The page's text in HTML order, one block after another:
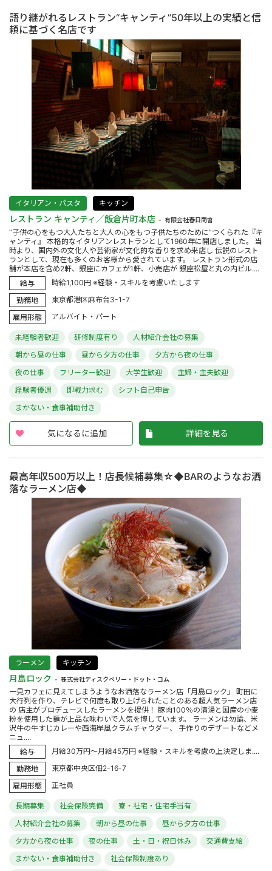
語り継がれるレストラン“キャンティ”50年以上の実績と信
頼に基づく名店です
イタリアン・パスタ キッチン
レストラン キャンティ／飯倉片町本店 有限会社春日商會
“子供の心をもつ大人たちと大人の心をもつ子供たちのために”つくられた『キ
ャンティ』 本格的なイタリアンレストランとして1960年に開店しました。 当
時より、国内外の文化人や芸術家が文化的な香りを求め来店し 伝説のレスト
ランとして、現在も多くのお客様から愛されています。 レストラン形式の店
舗が本店を含め2軒、銀座にカフェが1軒、小売店が 銀座松屋と丸の内ビル....
給与
時給1,100円 ※経験・スキルを考慮いたします
勤務地
東京都港区麻布台3-1-7
雇用形態
アルバイト・パート
未経験者歓迎 研修制度有り
人材紹介会社の募集
朝から昼の仕事
昼から夕方の仕事
夕方から夜の仕事
夜の仕事
フリーター歓迎 大学生歓迎
主婦・主夫歓迎
経験者優遇
即戦力求む
シフト自己申告
まかない・食事補助付き
気になるに追加 詳細を見る
最高年収500万以上！店長候補募集☆◆BARのようなお洒
落なラーメン店◆
ラーメン キッチン
月島ロック 株式会社ディスクベリー・ドット・コム
一見カフェに見えてしまうようなお洒落なラーメン店「月島ロック」 町田に
大行列を作り、テレビで何度も取り上げられたことのある超人気ラーメン店
の 店主がプロデュースしたラーメンを提供！ 豚肉100％の清湯と国産の小麦
粉を使用した麺が上品な味わいで人気を博しています。 ラーメンは勿論、米
沢牛の牛すじカレーや西海岸風クラムチャウダー、 手作りのデザートなどメ
ニュ....
給与
月給30万円～月給45万円 ※経験・スキルを考慮の上決定しま....
勤務地
東京都中央区佃2-16-7
雇用形態
正社員
長期募集 社会保険完備
寮・社宅・住宅手当有
人材紹介会社の募集
朝から昼の仕事
昼から夕方の仕事
夕方から夜の仕事
夜の仕事 土・日・祝日休み
交通費支給
まかない・食事補助付き
社会保険制度あり